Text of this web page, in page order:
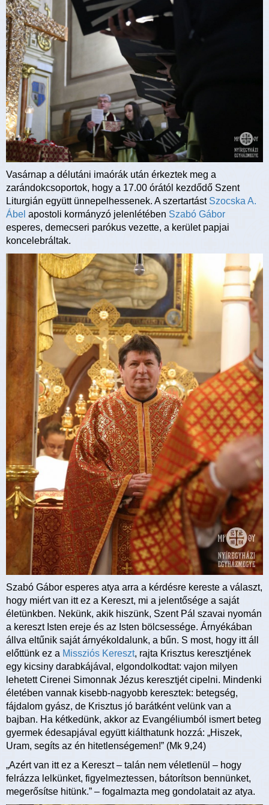
Vasárnap a délutáni imaórák után érkeztek meg a
zarándokcsoportok, hogy a 17.00 órától kezdődő Szent
Liturgián együtt ünnepelhessenek. A szertartást Szocska A.
Ábel apostoli kormányzó jelenlétében Szabó Gábor
esperes, demecseri parókus vezette, a kerület papjai
koncelebráltak.
Szabó Gábor esperes atya arra a kérdésre kereste a választ,
hogy miért van itt ez a Kereszt, mi a jelentősége a saját
életünkben. Nekünk, akik hiszünk, Szent Pál szavai nyomán
a kereszt Isten ereje és az Isten bölcsessége. Árnyékában
állva eltűnik saját árnyékoldalunk, a bűn. S most, hogy itt áll
előttünk ez a Missziós Kereszt, rajta Krisztus keresztjének
egy kicsiny darabkájával, elgondolkodtat: vajon milyen
lehetett Cirenei Simonnak Jézus keresztjét cipelni. Mindenki
életében vannak kisebb-nagyobb keresztek: betegség,
fájdalom gyász, de Krisztus jó barátként velünk van a
bajban. Ha kétkedünk, akkor az Evangéliumból ismert beteg
gyermek édesapjával együtt kiálthatunk hozzá: „Hiszek,
Uram, segíts az én hitetlenségemen!” (Mk 9,24)
„Azért van itt ez a Kereszt – talán nem véletlenül – hogy
felrázza lelkünket, figyelmeztessen, bátorítson bennünket,
megerősítse hitünk.” – fogalmazta meg gondolatait az atya.